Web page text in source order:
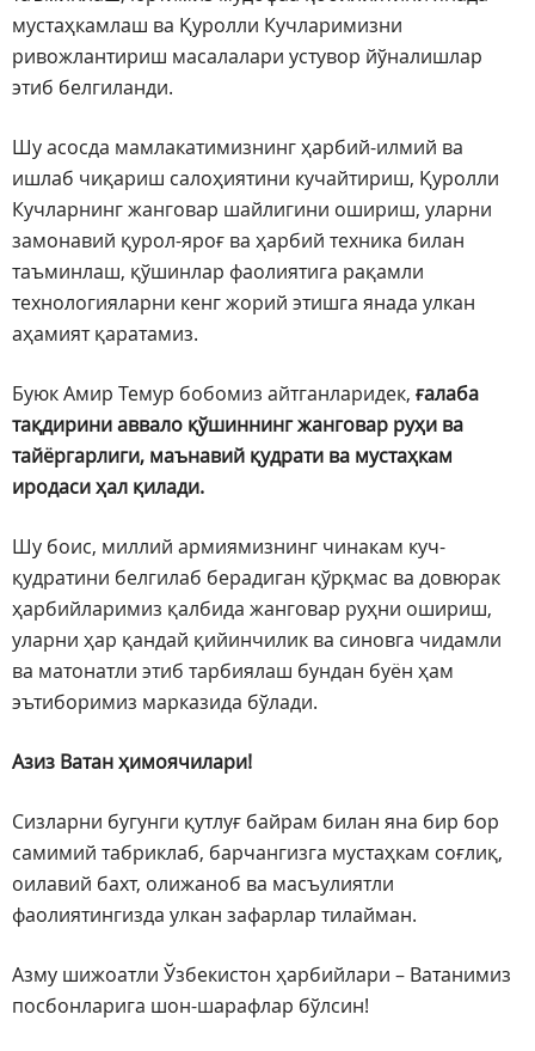
мустаҳкамлаш ва Қуролли Кучларимизни
ривожлантириш масалалари устувор йўналишлар
этиб белгиланди.
Шу асосда мамлакатимизнинг ҳарбий-илмий ва
ишлаб чиқариш салоҳиятини кучайтириш, Қуролли
Кучларнинг жанговар шайлигини ошириш, уларни
замонавий қурол-яроғ ва ҳарбий техника билан
таъминлаш, қўшинлар фаолиятига рақамли
технологияларни кенг жорий этишга янада улкан
аҳамият қаратамиз.
Буюк Амир Темур бобомиз айтганларидек, ғалаба
тақдирини аввало қўшиннинг жанговар руҳи ва
тайёргарлиги, маънавий қудрати ва мустаҳкам
иродаси ҳал қилади.
Шу боис, миллий армиямизнинг чинакам куч-
қудратини белгилаб берадиган қўрқмас ва довюрак
ҳарбийларимиз қалбида жанговар руҳни ошириш,
уларни ҳар қандай қийинчилик ва синовга чидамли
ва матонатли этиб тарбиялаш бундан буён ҳам
эътиборимиз марказида бўлади.
Азиз Ватан ҳимоячилари!
Сизларни бугунги қутлуғ байрам билан яна бир бор
самимий табриклаб, барчангизга мустаҳкам соғлиқ,
оилавий бахт, олижаноб ва масъулиятли
фаолиятингизда улкан зафарлар тилайман.
Азму шижоатли Ўзбекистон ҳарбийлари – Ватанимиз
посбонларига шон-шарафлар бўлсин!